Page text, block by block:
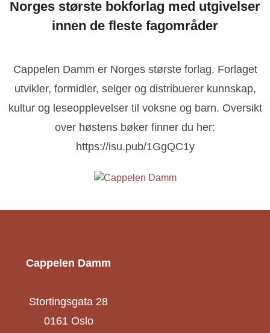
Norges største bokforlag med utgivelser
innen de fleste fagområder
Cappelen Damm er Norges største forlag. Forlaget
utvikler, formidler, selger og distribuerer kunnskap,
kultur og leseopplevelser til voksne og barn. Oversikt
over høstens bøker finner du her:
https://isu.pub/1GgQC1y
Cappelen Damm
Stortingsgata 28
0161 Oslo